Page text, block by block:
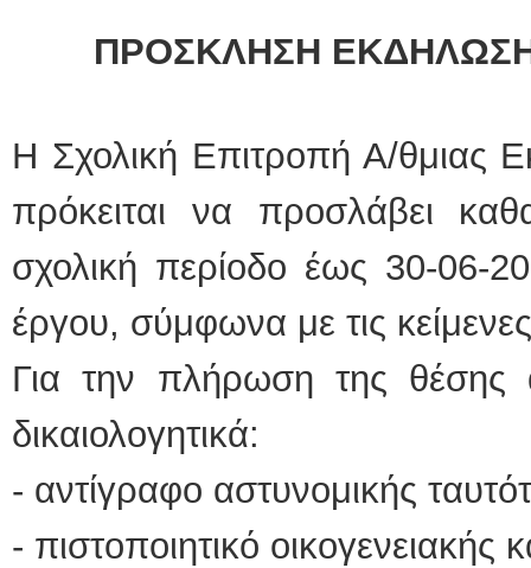
ΠΡΟΣΚΛΗΣΗ
Η Σχολική Επιτροπή Α/θμιας
πρόκειται να προσλάβει
σχολική περίοδο έως 30-06-
έργου, σύμφωνα με τις κείμενες
Για την πλήρωση της θέσης
δικαιολογητικά:
- αντίγραφο αστυνομικής
- πιστοποιητικό οικογενειακής